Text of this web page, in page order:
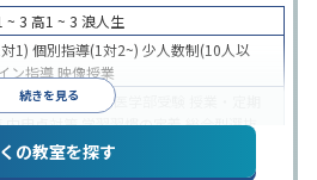
続きを見る
~ 3 高1 ~ 3 浪人生
1) 個別指導(1対2~) 少人数制(10人以
ン指導 映像授業
高校受験大学受験 医学部受験
内申点対策学習習慣の定着総合型選抜
推薦入試対策学校別特化対策
の教室を探す